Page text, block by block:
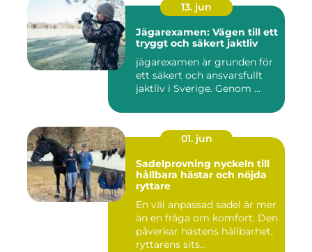
13. jun
Jägarexamen: Vägen till ett
tryggt och säkert jaktliv
jägarexamen är grunden för
ett säkert och ansvarsfullt
jaktliv i Sverige. Genom ...
01. jun
Sadelprovning nyckeln till
hållbara hästar och nöjda
ryttare
En väl anpassad sadel är mer
än en fråga om komfort. Den
påverkar hästens hållbarhet,
ryttarens sits...